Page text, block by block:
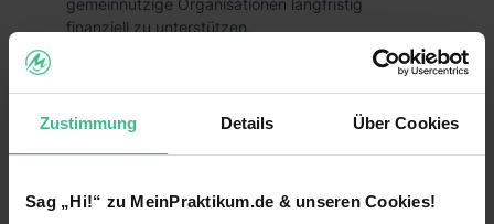
Zustimmung Details Über Cookies
Sag „Hi!“ zu MeinPraktikum.de & unseren Cookies!
gemeinnützige Organisationen langfristig
finanziell zu unterstützen.
Das heißt, du trägst durch dein Praktikum aktiv
dazu bei, dass großartige Hilfsprojekte zum
Schutz von Mensch, Tier und Umwelt nachhaltig
umgesetzt werden können!